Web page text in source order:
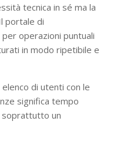
tecnica in sé ma la
portale di
operazioni puntuali
in modo ripetibile e
di utenti con le
significa tempo
soprattutto un